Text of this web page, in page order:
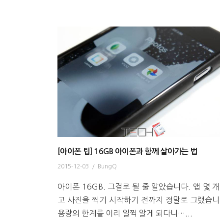
[아이폰 팁] 16GB 아이폰과 함께 살아가는 법
2015-12-03 / BungQ
아이폰 16GB. 그걸로 될 줄 알았습니다. 앱 몇
고 사진을 찍기 시작하기 전까지 정말로 그랬습
용량의 한계를 이리 일찍 알게 되다니…...